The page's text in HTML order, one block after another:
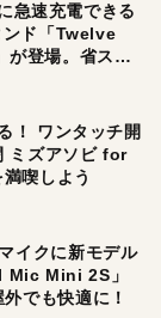
急速充電できる
ド「Twelve
登場。省スペ
人にオスス
！ ワンタッチ開
ミズアソビ for
喫しよう
イクに新モデル
Mic Mini 2S」
でも快適に！